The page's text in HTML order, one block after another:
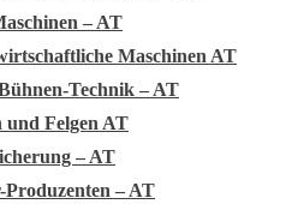
– AT
Maschinen AT
Technik – AT
und Felgen AT
– AT
– AT